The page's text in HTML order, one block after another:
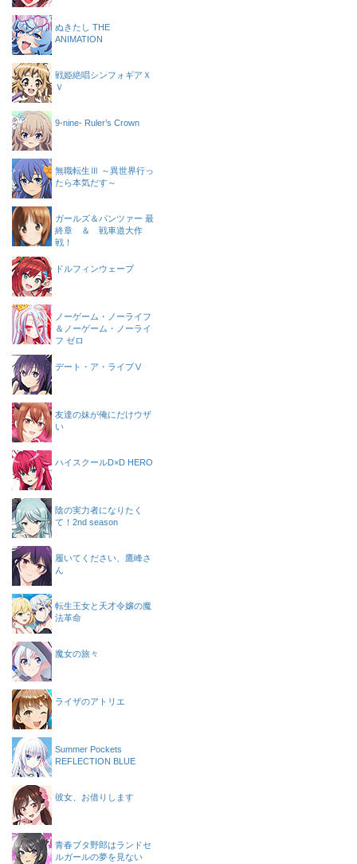
ぬきたし THE
ANIMATION
戦姫絶唱シンフォギアＸ
Ｖ
9-nine- Ruler’s Crown
無職転生Ⅲ ～異世界行っ
たら本気だす～
ガールズ＆パンツァー 最
終章 ＆ 戦車道大作
戦！
ドルフィンウェーブ
ノーゲーム・ノーライフ
＆ノーゲーム・ノーライ
フ ゼロ
デート・ア・ライブⅤ
友達の妹が俺にだけウザ
い
ハイスクールD×D HERO
陰の実力者になりたく
て！2nd season
履いてください、鷹峰さ
ん
転生王女と天才令嬢の魔
法革命
魔女の旅々
ライザのアトリエ
Summer Pockets
REFLECTION BLUE
彼女、お借りします
青春ブタ野郎はランドセ
ルガールの夢を見ない